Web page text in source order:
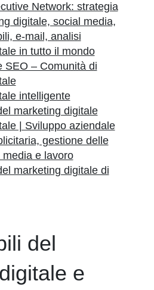
Network: strategia
digitale, social media,
e-mail, analisi
in tutto il mondo
SEO – Comunità di
intelligente
marketing digitale
| Sviluppo aziendale
gestione delle
e lavoro
marketing digitale di
del
e